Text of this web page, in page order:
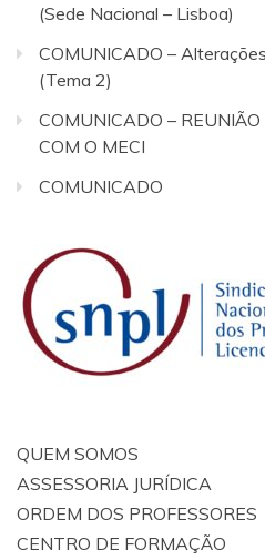
(Sede Nacional – Lisboa)
COMUNICADO –
(Tema 2)
COMUNICADO –
COM O MECI
COMUNICADO
QUEM SOMOS
ASSESSORIA JURÍDICA
ORDEM DOS PROFESSORES
CENTRO DE FORMAÇÃO